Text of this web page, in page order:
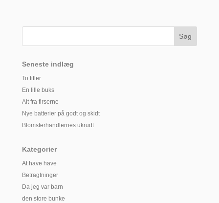
Seneste indlæg
To titler
En lille buks
Alt fra firserne
Nye batterier på godt og skidt
Blomsterhandlernes ukrudt
Kategorier
At have have
Betragtninger
Da jeg var barn
den store bunke